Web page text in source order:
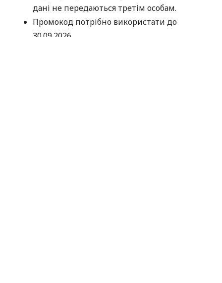
дані не передаються третім особам.
Промокод потрібно використати до
30.09.2026.